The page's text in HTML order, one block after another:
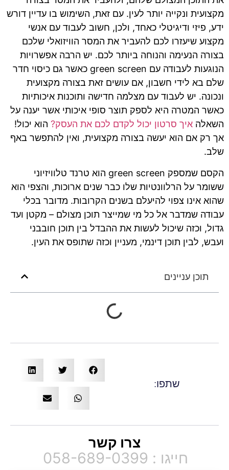
מקצועית ונקייה יותר לעין. עם זאת, השימוש בו עדיין דורש
ידע, פיזי ודיגיטלי כאחד, ולכן, חשוב לעבוד עם אנשי
מקצוע שיעזרו לכם להעביר את המסר הוויזואלי שלכם
בצורה הנעימה והנוחה ביותר לכם. יש הרבה אפשרויות
הנוגעות לעבודה עם green screen כאשר גם כיסוי חדר
שלם בא לידי חשבון, אם עושים זאת בצורה מקצועית
ונכונה. יש לעבוד עם מצלמה חדישה ותוכנות איכותיות
כאשר המטרה היא לספק תוצר סופי איכותי אשר יענה על
השאלה איך סרטון יכול לקדם לכם את העסק? הוא יכול!
אך רק אם הוא יעשה בצורה מקצועית, ואין להתפשר באף
שלב.
הקסם שמספק green screen הוא טרנד טלוויזיוני
ששומר על הרלוונטיות שלו כבר שנים ארוכות, והצפי הוא
שהוא אינו צפוי להיעלם בשנים הקרובות. מדובר בכלי
עבודה שמדבר אל כל מי שמייצר תוכן מצולם – מקטן ועד
גדול, וכזה שיכול לעשות את ההבדל בין תוכן חובבני
ועבש, לבין תוכן דינמי, מעניין וכזה שתופס את העין.
תוכן עניינים
שתפו:
צרו קשר
חייגו : 058-689-0399